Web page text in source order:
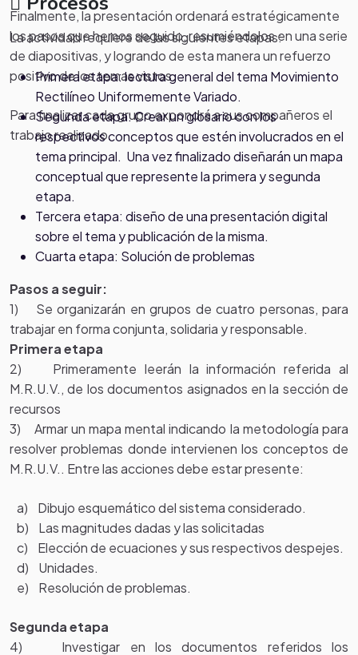
Finalmente, la presentación ordenará estratégicamente
los pasos que hemos seguido, resumiéndolos en una serie
de diapositivas, y logrando de esta manera un refuerzo
positivo de los temas vistos.
Para finalizar cada grupo expondrá a sus compañeros el
trabajo realizado.
La actividad requiere de las siguientes etapas:
Primera etapa: lectura general del tema Movimiento
Rectilíneo Uniformemente Variado.
Segunda etapa: Crear un glosario con los
respectivos conceptos que estén involucrados en el
tema principal. Una vez finalizado diseñarán un mapa
conceptual que represente la primera y segunda
etapa.
Tercera etapa: diseño de una presentación digital
sobre el tema y publicación de la misma.
Cuarta etapa: Solución de problemas
Pasos a seguir:
1) Se organizarán en grupos de cuatro personas, para
trabajar en forma conjunta, solidaria y responsable.
Primera etapa
2) Primeramente leerán la información referida al
M.R.U.V., de los documentos asignados en la sección de
recursos
3) Armar un mapa mental indicando la metodología para
resolver problemas donde intervienen los conceptos de
M.R.U.V.. Entre las acciones debe estar presente:
a) Dibujo esquemático del sistema considerado.
b) Las magnitudes dadas y las solicitadas
c) Elección de ecuaciones y sus respectivos despejes.
d) Unidades.
e) Resolución de problemas.
Segunda etapa
4) Investigar en los documentos referidos los